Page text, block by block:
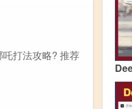
打法攻略? 推荐